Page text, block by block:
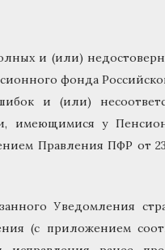
и (или)
фонда
и (или)
имеющимися у
Правления ПФР от
Уведомления
(с приложением